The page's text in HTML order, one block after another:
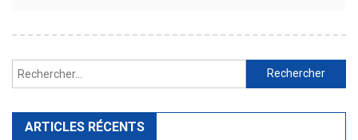
Rechercher :
ARTICLES RÉCENTS